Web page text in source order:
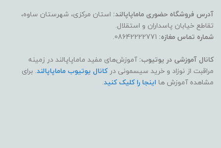
آدرس فروشگاه حضوری ماماپاپالند: استان مرکزی، شهرستان ساوه،
تقاطع خیابان پاسداران و استقلال.
شماره تماس مغازه:
کانال آموزشی در یوتیوب: آموزش‌های مفید ماماپاپالند در زمینه
مراقبت از نوزاد و خرید سیسمونی درکانال یوتیوب ماماپاپالند. برای
مشاهده آموزش ها اینجا را کلیک کنید.